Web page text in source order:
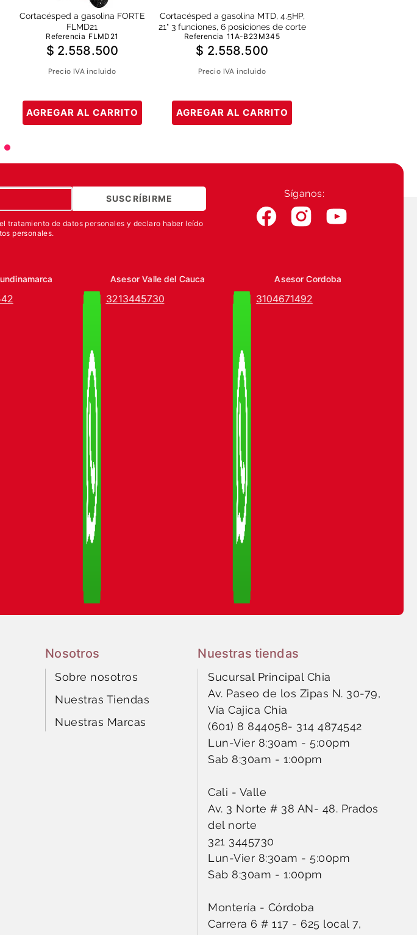
Cortacésped a gasolina FORTE
FLMD21
Referencia FLMD21
$ 2.558.500
Precio IVA incluido
AGREGAR AL CARRITO
Cortacésped a gasolina MTD, 4.5HP,
21" 3 funciones, 6 posiciones de corte
Referencia 11A-B23M345
$ 2.558.500
Precio IVA incluido
AGREGAR AL CARRITO
SUSCRÍBIRME
tratamiento de datos personales y declaro haber leído
personales.
Síganos:
Asesor Valle del Cauca
3213445730
Asesor Cordoba
3104671492
Nosotros
Sobre nosotros
Nuestras Tiendas
Nuestras Marcas
Nuestras tiendas
Sucursal Principal Chia
Av. Paseo de los Zipas N. 30-79,
Vía Cajica Chia
(601) 8 844058- 314 4874542
Lun-Vier 8:30am - 5:00pm
Sab 8:30am - 1:00pm
Cali - Valle
Av. 3 Norte # 38 AN- 48. Prados
del norte
321 3445730
Lun-Vier 8:30am - 5:00pm
Sab 8:30am - 1:00pm
Montería - Córdoba
Carrera 6 # 117 - 625 local 7,